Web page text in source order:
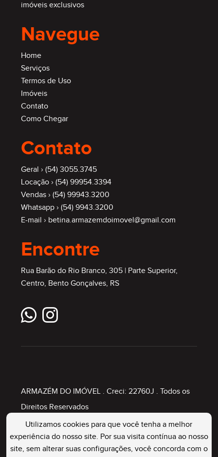
imóveis exclusivos
Navegue
Home
Serviços
Termos de Uso
Imóveis
Contato
Como Chegar
Contato
Geral › (54) 3055.3745
Locação › (54) 99954.3394
Vendas › (54) 99943.3200
Whatsapp › (54) 9943.3200
E-mail › betina.armazemdoimovel@gmail.com
Encontre
Rua Barão do Rio Branco, 305 | Parte Superior,
Centro, Bento Gonçalves, RS
ARMAZÉM DO IMÓVEL. Creci: 22760J . Todos os
Direitos Reservados
Painel Imobiliário
Utilizamos cookies para que você tenha a melhor
experiência do nosso site. Por sua visita contínua ao nosso
site, sem alterar suas configurações, você concorda com o